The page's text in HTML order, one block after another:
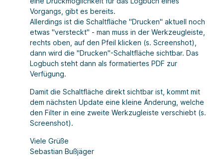
Vorgangs, gibt es bereits.
Allerdings ist die Schaltfläche "Drucken" aktuell noch
etwas "versteckt" - man muss in der Werkzeugleiste,
rechts oben, auf den Pfeil klicken (s. Screenshot),
dann wird die "Drucken"-Schaltfläche sichtbar. Das
Logbuch steht dann als formatiertes PDF zur
Verfügung.
Damit die Schaltfläche direkt sichtbar ist, kommt mit
dem nächsten Update eine kleine Änderung, welche
den Filter in eine zweite Werkzugleiste verschiebt (s.
Screenshot).
Viele Grüße
Sebastian Bußjäger